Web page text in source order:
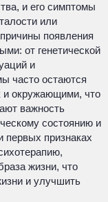
и его симптомы
или
появления
от генетической
и
часто остаются
и окружающими, что
важность
состоянию и
признаках
жизни, что
и улучшить